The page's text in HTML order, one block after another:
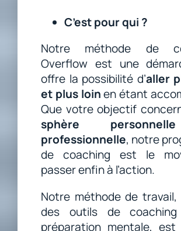
C’est pour qui ?
Notre méthode de
Overflow est une
offre la possibilité d’aller
et plus loinen étant
Que votre objectif
sphère
professionnelle, notre
de coaching est le
passer enfin à l’action.
Notre méthode de travail,
des outils de
préparation mentale,